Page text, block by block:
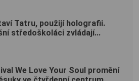
Tatru, použijí holografii.
středoškoláci zvládají...
We Love Your Soul promění